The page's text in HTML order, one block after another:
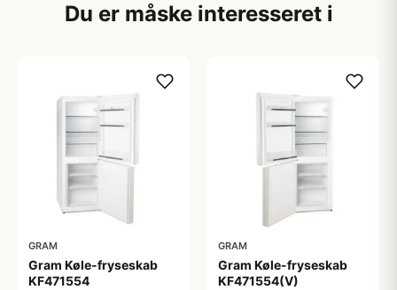
Du er måske interesseret i
GRAM
Gram Køle-fryseskab
KF471554
GRAM
Gram Køle-fryseskab
KF471554(V)